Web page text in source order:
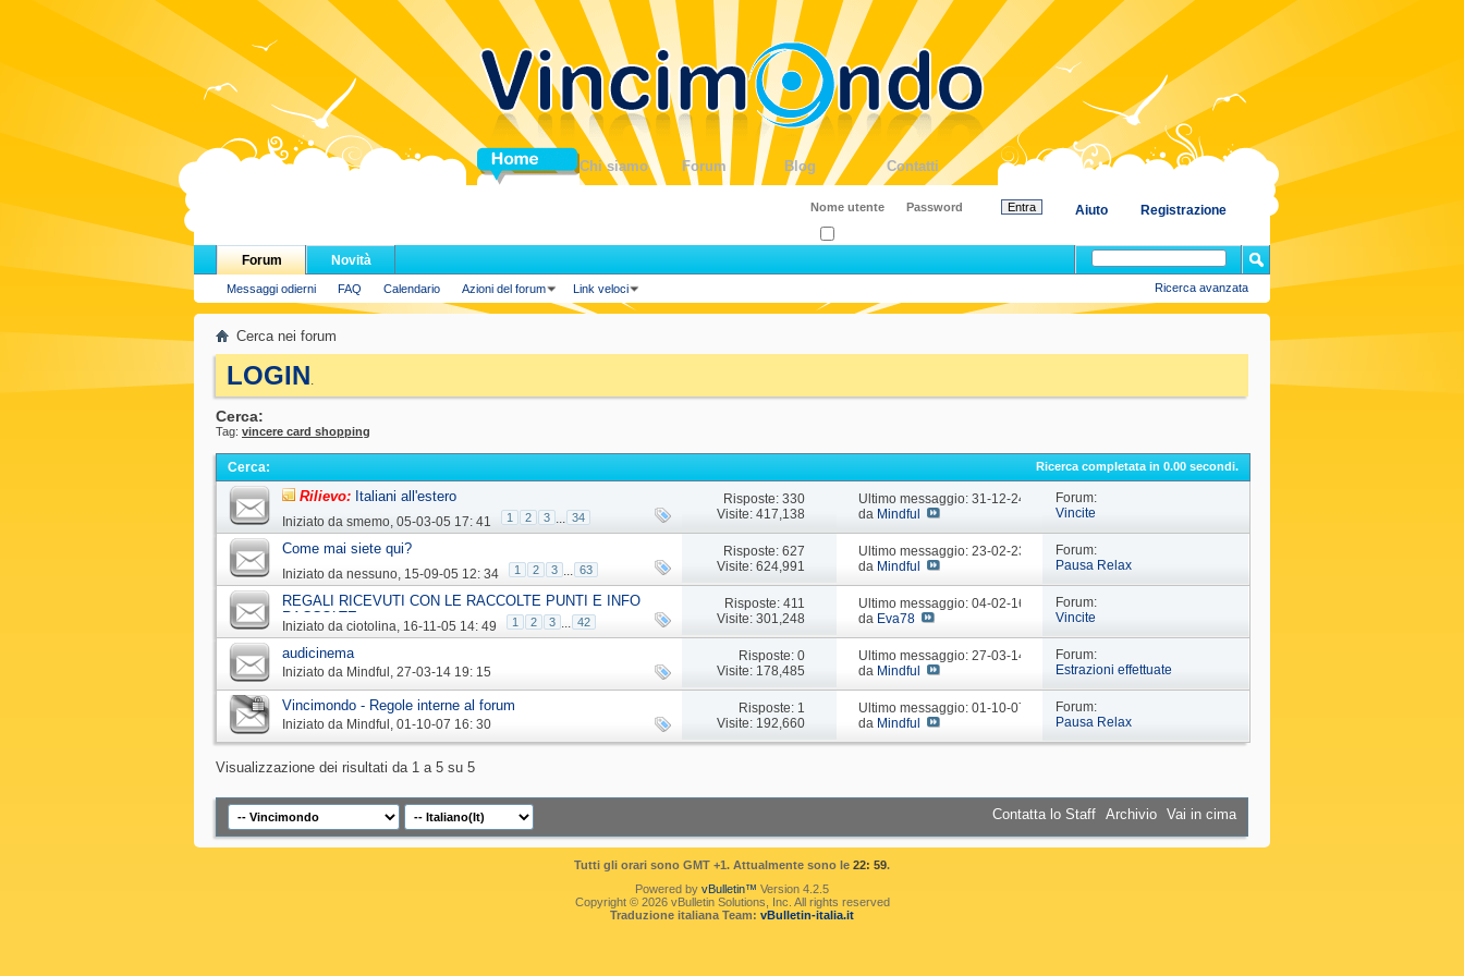
Home Chi siamo Forum Blog Contatti
Registrazione
Aiuto
Forum
Messaggi odierni FAQ Calendario Azioni del forum Link veloci
Novità
Ricerca avanzata
Cerca nei forum
LOGIN.
Cerca:
Tag: vincere card shopping
Cerca: Ricerca completata in 0.00 secondi.
Rilievo: Italiani all'estero
Iniziato da smemo‎, 05-03-05 17: 41 1 2 3 ... 34
Risposte: 330
Visite: 417,138
Ultimo messaggio: 31-12-24
09: 44
da Mindful
Forum:
Vincite
Come mai siete qui?
Iniziato da nessuno‎, 15-09-05 12: 34 1 2 3 ... 63
Risposte: 627
Visite: 624,991
Ultimo messaggio: 23-02-23
10: 29
da Mindful
Forum:
Pausa Relax
REGALI RICEVUTI CON LE RACCOLTE PUNTI E INFO
RACCOLTE
Iniziato da ciotolina‎, 16-11-05 14: 49 1 2 3 ... 42
Risposte: 411
Visite: 301,248
Ultimo messaggio: 04-02-16
18: 37
da Eva78
Forum:
Vincite
audicinema
Iniziato da Mindful ‎, 27-03-14 19: 15
Risposte: 0
Visite: 178,485
Ultimo messaggio: 27-03-14
19: 15
da Mindful
Forum:
Estrazioni effettuate
Vincimondo - Regole interne al forum
Iniziato da Mindful ‎, 01-10-07 16: 30
Risposte: 1
Visite: 192,660
Ultimo messaggio: 01-10-07
16: 45
da Mindful
Forum:
Pausa Relax
Visualizzazione dei risultati da 1 a 5 su 5
Contatta lo Staff Archivio Vai in cima
Tutti gli orari sono GMT +1. Attualmente sono le 22: 59.
Powered by vBulletin™ Version 4.2.5
Copyright © 2026 vBulletin Solutions, Inc. All rights reserved
Traduzione italiana Team: vBulletin-italia.it